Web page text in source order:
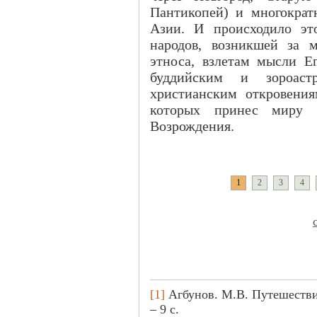
Пантикопей) и
Азии. И происходило
народов, возникшей за
этноса, взлетам мысли
буддийским и
христианским
которых принес миру
Возрождения.
1 2 3 4
[1] Агбунов. М.В.
– 9 с.